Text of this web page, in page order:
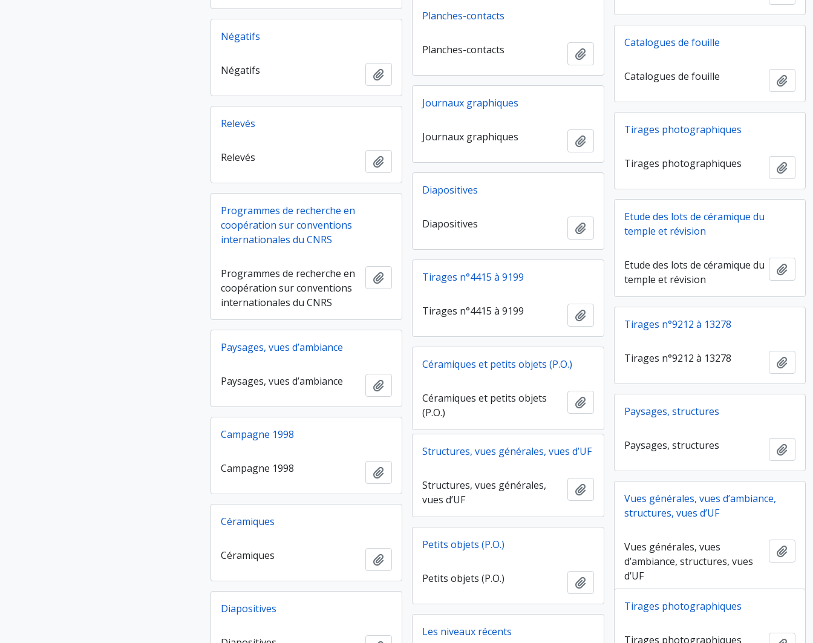
Planches-contacts
Planches-contacts Ajouter au presse-papier
Négatifs
Négatifs Ajouter au presse-papier
Catalogues de fouille
Catalogues de fouille
Journaux graphiques
Journaux graphiques Ajouter au presse-papier
Relevés
Relevés Ajouter au presse-papier
Tirages photographiques
Tirages photographiques
Diapositives
Diapositives Ajouter au presse-papier
Programmes de recherche en
coopération sur conventions
internationales du CNRS
Programmes de recherche en
coopération sur conventions
internationales du CNRS
Ajouter au presse-papier
Etude des lots de céramique du
temple et révision
Etude des lots de céramique du
temple et révision
Tirages n°4415 à 9199
Tirages n°4415 à 9199 Ajouter au presse-papier
Tirages n°9212 à 13278
Tirages n°9212 à 13278
Paysages, vues d’ambiance
Paysages, vues d’ambiance
Céramiques et petits objets (P.O.)
Céramiques et petits objets
(P.O.)
Ajouter au presse-papier
Paysages, structures
Paysages, structures
Campagne 1998
Campagne 1998
Structures, vues générales, vues d’UF
Structures, vues générales,
vues d’UF
Ajouter au presse-papier
Vues générales, vues d’ambiance,
structures, vues d’UF
Vues générales, vues
d’ambiance, structures, vues
d’UF
Céramiques
Céramiques
Petits objets (P.O.)
Petits objets (P.O.)
Ajouter au presse-papier
Tirages photographiques
Tirages photographiques
Diapositives
Les niveaux récents